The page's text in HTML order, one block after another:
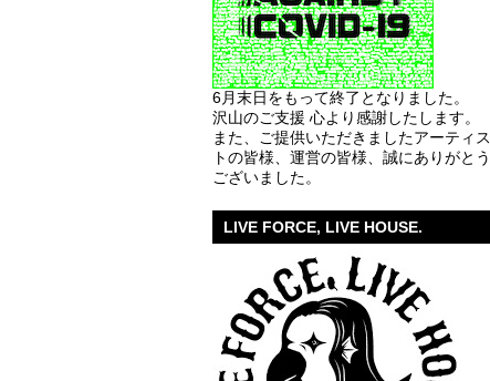
6月末日をもって終了となりました。
沢山のご支援 心より感謝したします。
また、ご提供いただきましたアーティス
トの皆様、運営の皆様、誠にありがとう
ございました。
LIVE FORCE, LIVE HOUSE.